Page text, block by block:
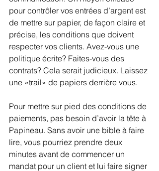
pour contrôler vos entrées d’argent est
de mettre sur papier, de façon claire et
précise, les conditions que doivent
respecter vos clients. Avez-vous une
politique écrite? Faites-vous des
contrats? Cela serait judicieux. Laissez
une «trail» de papiers derrière vous.
Pour mettre sur pied des conditions de
paiements, pas besoin d’avoir la tête à
Papineau. Sans avoir une bible à faire
lire, vous pourriez prendre deux
minutes avant de commencer un
mandat pour un client et lui faire signer